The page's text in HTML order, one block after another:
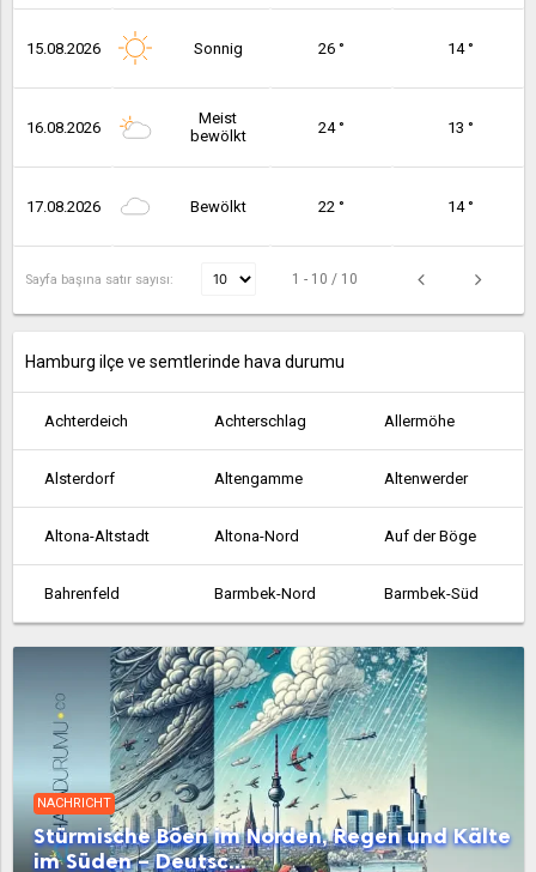
15.08.2026 Sonnig 26 ° 14 °
16.08.2026
Meist
bewölkt
24 ° 13 °
17.08.2026 Bewölkt 22 ° 14 °
Sayfa başına satır sayısı: 1 - 10 / 10
Hamburg ilçe ve semtlerinde hava durumu
Achterdeich Achterschlag Allermöhe
Alsterdorf Altengamme Altenwerder
Altona-Altstadt Altona-Nord Auf der Böge
Bahrenfeld Barmbek-Nord Barmbek-Süd
Bergedorf Bergstedt Billbrook
Billstedt Billwerder an der Bille Blankenese
Boberg Borgfelde Borghorst
Brakenburg Bramfeld Cranz
NACHRICHT
Stürmische Böen im Norden, Regen und Kälte
im Süden – Deutsc...